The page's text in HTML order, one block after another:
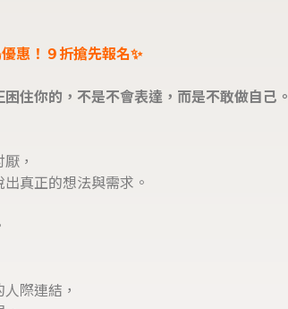
惠！９折搶先報名✨
住你的，不是不會表達，而是不敢做自己。
，
真正的想法與需求。
際連結，